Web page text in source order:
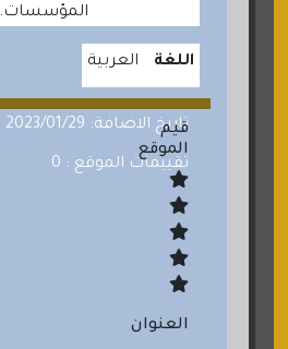
المؤسسات.
اللغة العربية
تاريخ الاضافة: 2023/01/29
تقييمات الموقع : 0
قيم
الموقع
العنوان